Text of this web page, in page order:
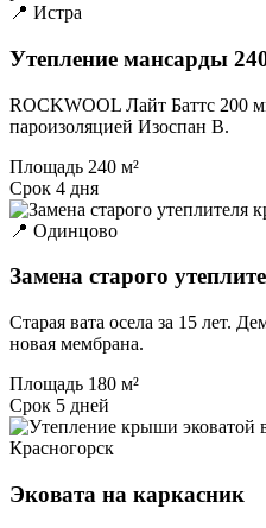
📍 Истра
Утепление мансарды
ROCKWOOL Лайт Баттс 200
пароизоляцией Изоспан B.
Площадь 240 м²
Срок 4 дня
📍 Одинцово
Замена старого
Старая вата осела за 15 лет.
новая мембрана.
Площадь 180 м²
Срок 5 дней
Красногорск
Эковата на каркасник